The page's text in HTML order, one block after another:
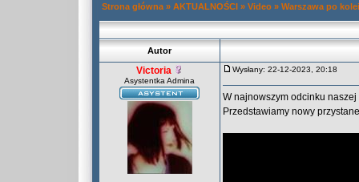
Strona główna » AKTUALNOŚCI » Video » Warszawa po kolei
Autor
Victoria
Asystentka Admina
Wysłany: 22-12-2023, 20:18
W najnowszym odcinku
Przedstawiamy nowy